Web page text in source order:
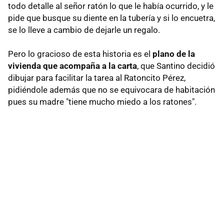
todo detalle al señor ratón lo que le había ocurrido, y le
pide que busque su diente en la tubería y si lo encuetra,
se lo lleve a cambio de dejarle un regalo.
Pero lo gracioso de esta historia es el plano de la
vivienda que acompaña a la carta, que Santino decidió
dibujar para facilitar la tarea al Ratoncito Pérez,
pidiéndole además que no se equivocara de habitación
pues su madre "tiene mucho miedo a los ratones".